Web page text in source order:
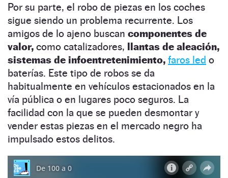
Por su parte, el robo de piezas en los coches
sigue siendo un problema recurrente. Los
amigos de lo ajeno buscan componentes de
valor, como catalizadores, llantas de aleación,
sistemas de infoentretenimiento, faros led o
baterías. Este tipo de robos se da
habitualmente en vehículos estacionados en la
vía pública o en lugares poco seguros. La
facilidad con la que se pueden desmontar y
vender estas piezas en el mercado negro ha
impulsado estos delitos.